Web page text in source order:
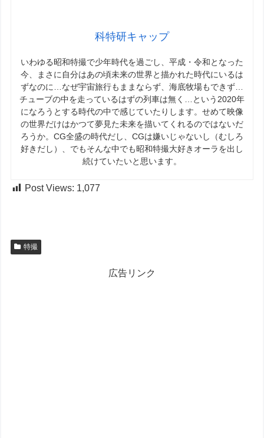
科特研キャップ
いわゆる昭和特撮で少年時代を過ごし、平成・令和となった
今、まさに自分はあの頃未来の世界と描かれた時代にいるは
ずなのに…なぜ宇宙旅行もままならず、海底牧場もできず…
チューブの中を走っているはずの列車は無く…という2020年
になろうとする時代の中で感じていたりします。せめて映像
の世界だけはかつて夢見た未来を描いてくれるのではないだ
ろうか。CG全盛の時代だし、CGは嫌いじゃないし（むしろ
好きだし）、でもそんな中でも昭和特撮大好きオーラを出し
続けていたいと思います。
Post Views: 1,077
特撮
広告リンク